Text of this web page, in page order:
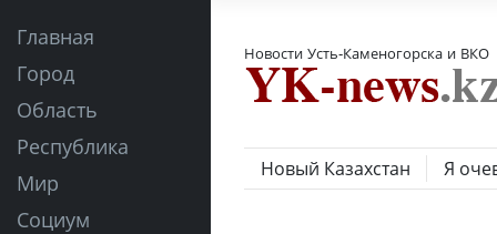
Главная
Город
Область
Республика
Мир
Социум
Новости Усть-Каменогорска и ВКО
Новый Казахстан Я